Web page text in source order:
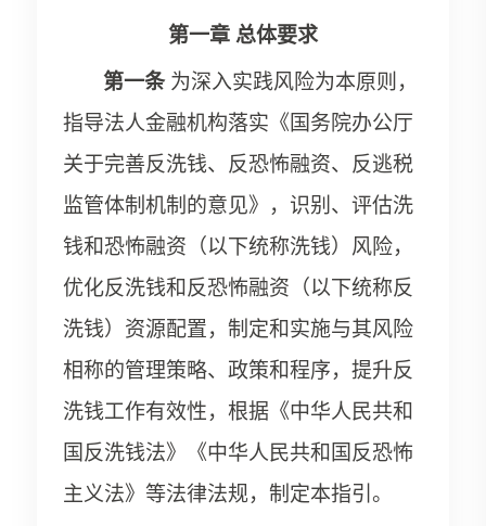
第一章 总体要求
第一条 为深入实践风险为本原则，
指导法人金融机构落实《国务院办公厅
关于完善反洗钱、反恐怖融资、反逃税
监管体制机制的意见》，识别、评估洗
钱和恐怖融资（以下统称洗钱）风险，
优化反洗钱和反恐怖融资（以下统称反
洗钱）资源配置，制定和实施与其风险
相称的管理策略、政策和程序，提升反
洗钱工作有效性，根据《中华人民共和
国反洗钱法》《中华人民共和国反恐怖
主义法》等法律法规，制定本指引。